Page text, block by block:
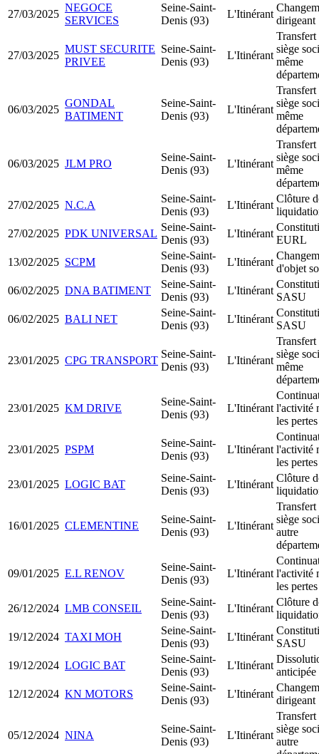
27/03/2025
NEGOCE
SERVICES
Seine-Saint-
Denis (93)
L'Itinérant
dirigeant
27/03/2025
MUST SECURITE
PRIVEE
Seine-Saint-
Denis (93)
L'Itinérant
Transfert
siège
même
06/03/2025
GONDAL
BATIMENT
Seine-Saint-
Denis (93)
L'Itinérant
Transfert
siège
même
06/03/2025 JLM PRO
Seine-Saint-
Denis (93)
L'Itinérant
Transfert
siège
même
27/02/2025 N.C.A
Seine-Saint-
Denis (93)
L'Itinérant
Clôture
27/02/2025 PDK UNIVERSAL
Seine-Saint-
Denis (93)
L'Itinérant
EURL
13/02/2025 SCPM
Seine-Saint-
Denis (93)
L'Itinérant
d'objet
06/02/2025 DNA BATIMENT
Seine-Saint-
Denis (93)
L'Itinérant
SASU
06/02/2025 BALI NET
Seine-Saint-
Denis (93)
L'Itinérant
SASU
23/01/2025 CPG TRANSPORT
Seine-Saint-
Denis (93)
L'Itinérant
Transfert
siège
même
23/01/2025 KM DRIVE
Seine-Saint-
Denis (93)
L'Itinérant l'activité
les pertes
23/01/2025 PSPM
Seine-Saint-
Denis (93)
L'Itinérant l'activité
les pertes
23/01/2025 LOGIC BAT
Seine-Saint-
Denis (93)
L'Itinérant
Clôture
16/01/2025 CLEMENTINE
Seine-Saint-
Denis (93)
L'Itinérant
Transfert
siège
autre
09/01/2025 E.L RENOV
Seine-Saint-
Denis (93)
L'Itinérant l'activité
les pertes
26/12/2024 LMB CONSEIL
Seine-Saint-
Denis (93)
L'Itinérant
Clôture
19/12/2024 TAXI MOH
Seine-Saint-
Denis (93)
L'Itinérant
SASU
19/12/2024 LOGIC BAT
Seine-Saint-
Denis (93)
L'Itinérant
anticipée
12/12/2024 KN MOTORS
Seine-Saint-
Denis (93)
L'Itinérant
dirigeant
05/12/2024 NINA
Seine-Saint-
Denis (93)
L'Itinérant
Transfert
siège
autre